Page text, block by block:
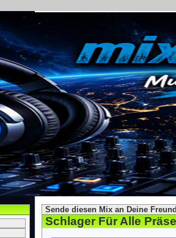
Sende diesen Mix an Deine
Schlager Für Alle